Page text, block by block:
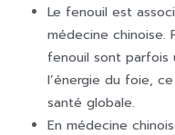
Le fenouil est
médecine chinoise.
fenouil sont parfois
l’énergie du foie,
santé globale.
En médecine